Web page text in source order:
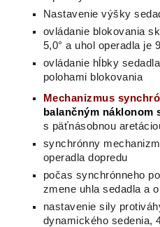
Nastavenie výšky
ovládanie blokovania
5,0° a uhol operadla je
ovládanie hĺbky
polohami blokovania
Mechanizmus
balančným náklonom
s päťnásobnou
synchrónny
operadla dopredu
počas synchrónneho
zmene uhla sedadla a
nastavenie sily
dynamického sedenia,